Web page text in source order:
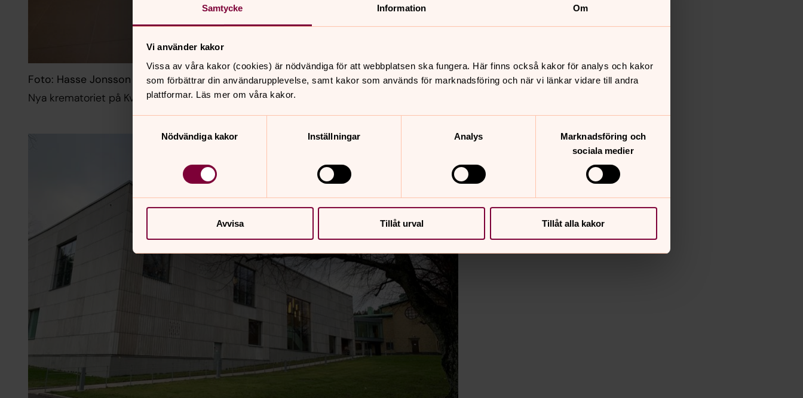
Samtycke Information Om
Vi använder kakor
Vissa av våra kakor (cookies) är nödvändiga för att webbplatsen ska fungera. Här finns också kakor för analys och kakor
som förbättrar din användarupplevelse, samt kakor som används för marknadsföring och när vi länkar vidare till andra
plattformar. Läs mer om våra kakor.
Nödvändiga kakor
Inställningar Analys
Marknadsföring och
sociala medier
Avvisa Tillåt urval Tillåt alla kakor
Foto: Hasse Jonsson
Nya krematoriet på Kviberg, interiör entréplan